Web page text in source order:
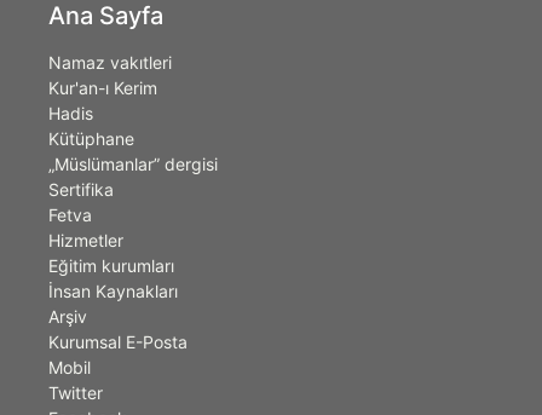
Ana Sayfa
Namaz vakıtleri
Kur'an-ı Kerim
Hadis
Kütüphane
„Müslümanlar” dergisi
Sertifika
Fetva
Hizmetler
Eğitim kurumları
İnsan Kaynakları
Arşiv
Kurumsal E-Posta
Mobil
Twitter